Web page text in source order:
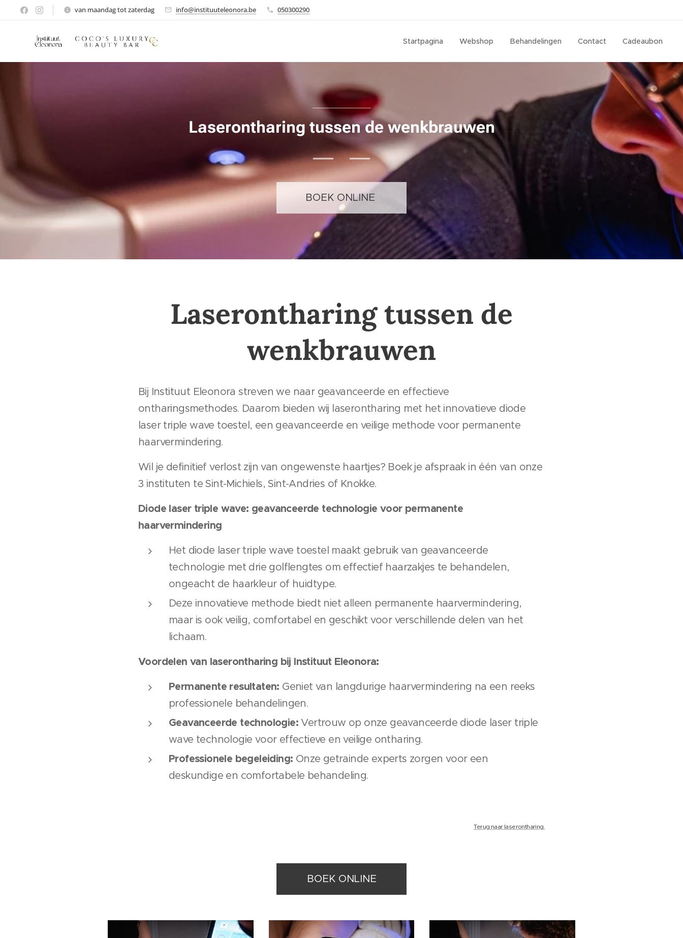
van maandag tot zaterdag info@instituuteleonora.be 050300290
Startpagina Webshop Behandelingen Contact Cadeaubon
Laserontharing tussen de wenkbrauwen
BOEK ONLINE
Laserontharing tussen de
wenkbrauwen
Bij Instituut Eleonora streven we naar geavanceerde en effectieve
ontharingsmethodes. Daarom bieden wij laserontharing met het innovatieve diode
laser triple wave toestel, een geavanceerde en veilige methode voor permanente
haarvermindering.
Wil je definitief verlost zijn van ongewenste haartjes? Boek je afspraak in één van onze
3 instituten te Sint-Michiels, Sint-Andries of Knokke.
Diode laser triple wave: geavanceerde technologie voor permanente
haarvermindering
Het diode laser triple wave toestel maakt gebruik van geavanceerde
technologie met drie golflengtes om effectief haarzakjes te behandelen,
ongeacht de haarkleur of huidtype.
Deze innovatieve methode biedt niet alleen permanente haarvermindering,
maar is ook veilig, comfortabel en geschikt voor verschillende delen van het
lichaam.
Voordelen van laserontharing bij Instituut Eleonora:
Permanente resultaten: Geniet van langdurige haarvermindering na een reeks
professionele behandelingen.
Geavanceerde technologie: Vertrouw op onze geavanceerde diode laser triple
wave technologie voor effectieve en veilige ontharing.
Professionele begeleiding: Onze getrainde experts zorgen voor een
deskundige en comfortabele behandeling.
Terug naar laserontharing.
BOEK ONLINE